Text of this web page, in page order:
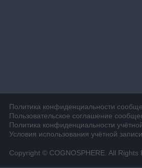
Политика конфиденциальности
Пользовательское соглашение
Политика конфиденциальности
Условия использования учётной
Copyright © COGNOSPHERE. All Rights